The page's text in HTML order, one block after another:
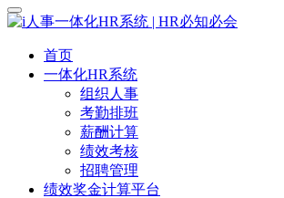
首页
一体化HR系统
组织人事
考勤排班
薪酬计算
绩效考核
招聘管理
绩效奖金计算平台